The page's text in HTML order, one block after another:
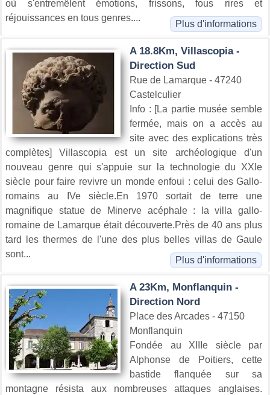
où s'entremêlent émotions, frissons, fous rires et
réjouissances en tous genres....
Plus d'informations
A 18.8Km, Villascopia -
Direction Sud
Rue de Lamarque - 47240
Castelculier
Info : [La partie musée semble
fermée, mais on a accès au
site avec des explications très
complètes] Villascopia est un site archéologique d'un
nouveau genre qui s'appuie sur la technologie du XXIe
siècle pour faire revivre un monde enfoui : celui des Gallo-
romains au IVe siècle.En 1970 sortait de terre une
magnifique statue de Minerve acéphale : la villa gallo-
romaine de Lamarque était découverte.Près de 40 ans plus
tard les thermes de l'une des plus belles villas de Gaule
sont...
Plus d'informations
A 23Km, Monflanquin -
Direction Nord
Place des Arcades - 47150
Monflanquin
Fondée au XIIIe siècle par
Alphonse de Poitiers, cette
bastide flanquée sur sa
montagne résista aux nombreuses attaques anglaises.